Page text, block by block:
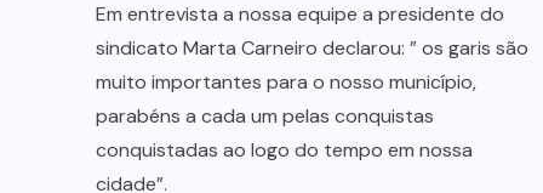
Em entrevista a nossa equipe a presidente do
sindicato Marta Carneiro declarou: ” os garis são
muito importantes para o nosso município,
parabéns a cada um pelas conquistas
conquistadas ao logo do tempo em nossa
cidade”.